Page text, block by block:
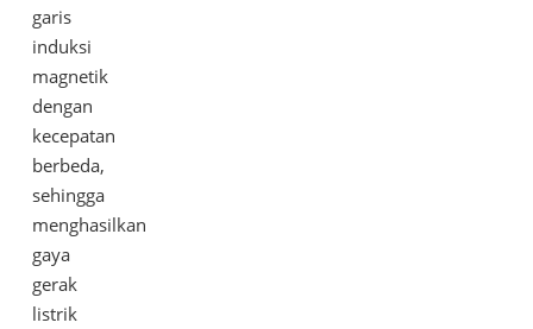
garis
induksi
magnetik
dengan
kecepatan
berbeda,
sehingga
menghasilkan
gaya
gerak
listrik